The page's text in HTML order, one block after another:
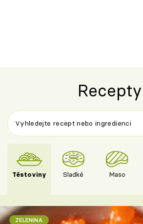
Recepty
Těstoviny Sladké Maso
ZELENINA